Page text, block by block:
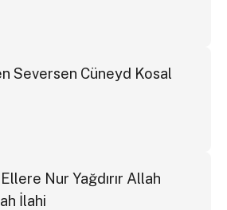
Seversen Cüneyd Kosal
Nur Yağdırır Allah
İlahi